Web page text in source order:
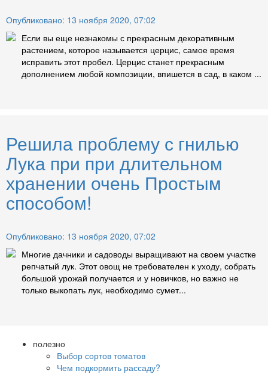
Опубликовано: 13 ноября 2020, 07:02
Если вы еще незнакомы с прекрасным декоративным
растением, которое называется церцис, самое время
исправить этот пробел. Церцис станет прекрасным
дополнением любой композиции, впишется в сад, в каком ...
Решила проблему с гнилью
Лука при при длительном
хранении очень Простым
способом!
Опубликовано: 13 ноября 2020, 07:02
Многие дачники и садоводы выращивают на своем участке
репчатый лук. Этот овощ не требователен к уходу, собрать
большой урожай получается и у новичков, но важно не
только выкопать лук, необходимо сумет...
полезно
Выбор сортов томатов
Чем подкормить рассаду?